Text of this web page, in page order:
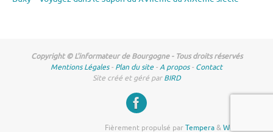
Copyright © L'informateur de Bourgogne - Tous droits réservés
Mentions Légales- Plan du site -A propos- Contact
Site créé et géré parBIRD
Fièrement propulsé parTempera&WordPress.